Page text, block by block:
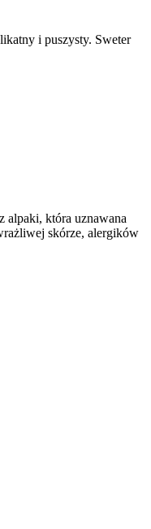
i puszysty. Sweter
alpaki, która uznawana
skórze, alergików